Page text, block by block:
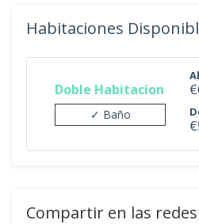
Habitaciones
Doble Habitacion
✓ Baño
Compartir en las